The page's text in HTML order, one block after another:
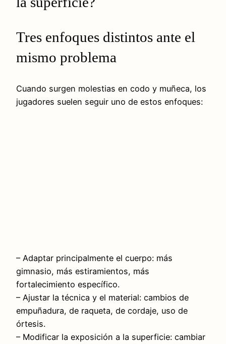
Tres enfoques distintos ante el
mismo problema
Cuando surgen molestias en codo y muñeca, los
jugadores suelen seguir uno de estos enfoques:
– Adaptar principalmente el cuerpo: más
gimnasio, más estiramientos, más
fortalecimiento específico.
– Ajustar la técnica y el material: cambios de
empuñadura, de raqueta, de cordaje, uso de
órtesis.
– Modificar la exposición a la superficie: cambiar